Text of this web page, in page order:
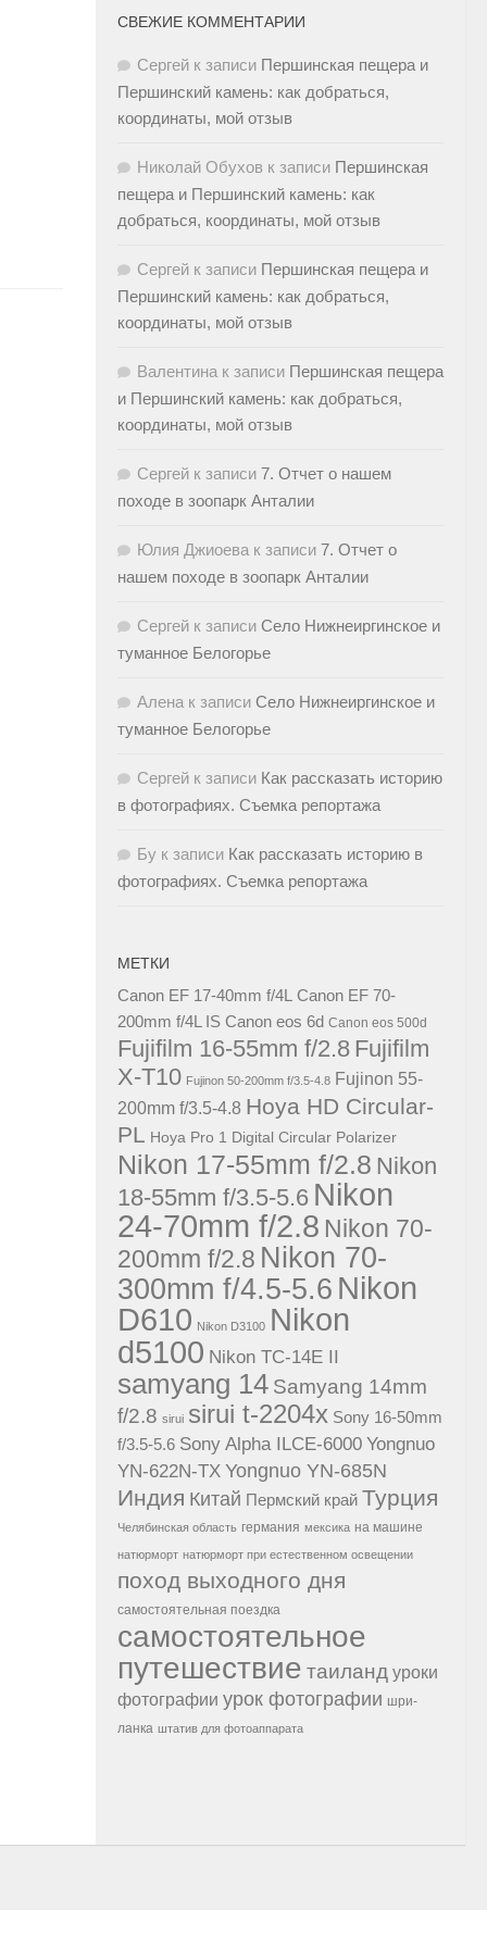
СВЕЖИЕ КОММЕНТАРИИ
Сергей к записи Першинская пещера и
Першинский камень: как добраться,
координаты, мой отзыв
Николай Обухов к записи Першинская
пещера и Першинский камень: как
добраться, координаты, мой отзыв
Сергей к записи Першинская пещера и
Першинский камень: как добраться,
координаты, мой отзыв
Валентина к записи Першинская пещера
и Першинский камень: как добраться,
координаты, мой отзыв
Сергей к записи 7. Отчет о нашем
походе в зоопарк Анталии
Юлия Джиоева к записи 7. Отчет о
нашем походе в зоопарк Анталии
Сергей к записи Село Нижнеиргинское и
туманное Белогорье
Алена к записи Село Нижнеиргинское и
туманное Белогорье
Сергей к записи Как рассказать историю
в фотографиях. Съемка репортажа
Бу к записи Как рассказать историю в
фотографиях. Съемка репортажа
МЕТКИ
Canon EF 17-40mm f/4L Canon EF 70-
200mm f/4L IS Canon eos 6d Canon eos 500d
Fujifilm 16-55mm f/2.8 Fujifilm
X-T10 Fujinon 50-200mm f/3.5-4.8 Fujinon 55-
200mm f/3.5-4.8 Hoya HD Circular-
PL Hoya Pro 1 Digital Circular Polarizer
Nikon 17-55mm f/2.8 Nikon
18-55mm f/3.5-5.6 Nikon
24-70mm f/2.8 Nikon 70-
200mm f/2.8 Nikon 70-
300mm f/4.5-5.6 Nikon
D610 Nikon D3100 Nikon
d5100 Nikon TC-14E II
samyang 14 Samyang 14mm
f/2.8 sirui sirui t-2204x Sony 16-50mm
f/3.5-5.6 Sony Alpha ILCE-6000 Yongnuo
YN-622N-TX Yongnuo YN-685N
Индия Китай Пермский край Турция
Челябинская область германия мексика на машине
натюрморт натюрморт при естественном освещении
поход выходного дня
самостоятельная поездка
самостоятельное
путешествие таиланд уроки
фотографии урок фотографии шри-
ланка штатив для фотоаппарата